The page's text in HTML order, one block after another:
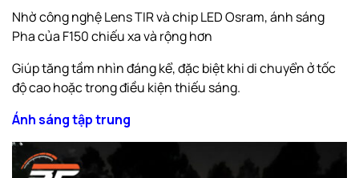
Nhờ công nghệ Lens TIR và chip LED Osram, ánh sáng
Pha của F150 chiếu xa và rộng hơn
Giúp tăng tầm nhìn đáng kể, đặc biệt khi di chuyển ở tốc
độ cao hoặc trong điều kiện thiếu sáng.
Ánh sáng tập trung